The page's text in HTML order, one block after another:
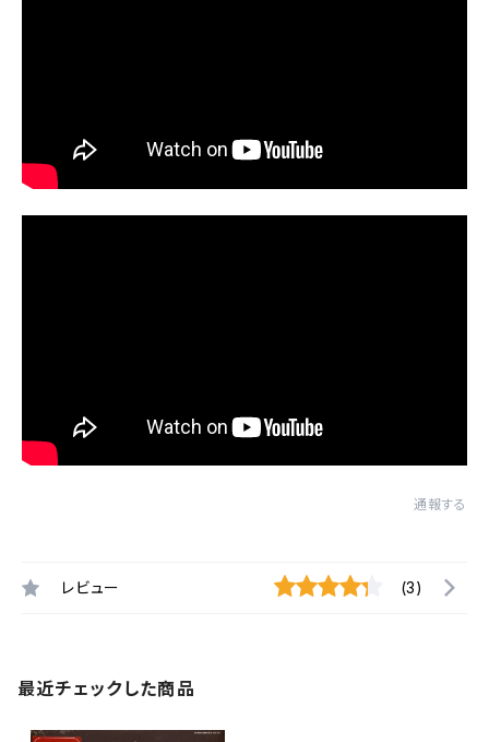
通報する
レビュー (3)
最近チェックした商品